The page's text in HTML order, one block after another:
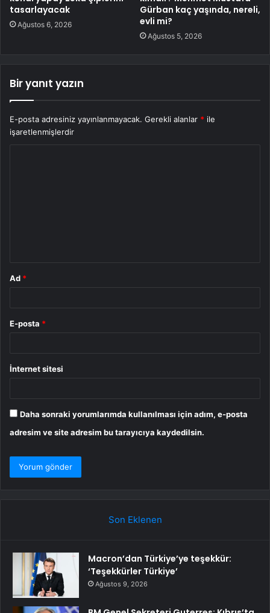
tasarlayacak
Ağustos 6, 2026
Gürban kaç yaşında, nereli,
evli mi?
Ağustos 5, 2026
Bir yanıt yazın
E-posta adresiniz yayınlanmayacak. Gerekli alanlar * ile
işaretlenmişlerdir
Ad *
E-posta *
İnternet sitesi
Daha sonraki yorumlarımda kullanılması için adım, e-posta
adresim ve site adresim bu tarayıcıya kaydedilsin.
Son Eklenen
Macron’dan Türkiye’ye teşekkür:
‘Teşekkürler Türkiye’
Ağustos 9, 2026